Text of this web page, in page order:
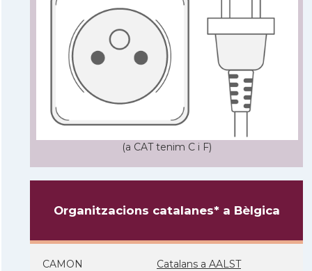
(a CAT tenim C i F)
Organitzacions catalanes* a Bèlgica
CAMON Catalans a AALST